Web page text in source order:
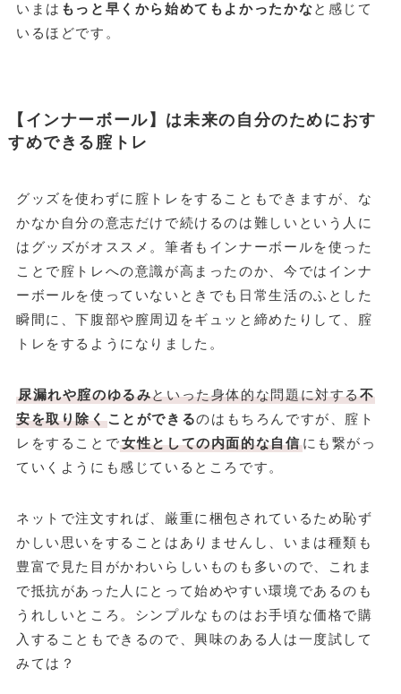
いまは もっと早くから始めてもよかったかなと感じて
いるほどです。
【インナーボール】は未来の自分のためにおす
すめできる腟トレ
グッズを使わずに腟トレをすることもできますが、な
かなか自分の意志だけで続けるのは難しいという人に
はグッズがオススメ。筆者もインナーボールを使った
ことで腟トレへの意識が高まったのか、今ではインナ
ーボールを使っていないときでも日常生活のふとした
瞬間に、下腹部や膣周辺をギュッと締めたりして、腟
トレをするようになりました。
尿漏れや腟のゆるみといった身体的な問題に対する不
安を取り除くことができるのはもちろんですが、腟ト
レをすることで女性としての内面的な自信にも繋がっ
ていくようにも感じているところです。
ネットで注文すれば、厳重に梱包されているため恥ず
かしい思いをすることはありませんし、いまは種類も
豊富で見た目がかわいらしいものも多いので、これま
で抵抗があった人にとって始めやすい環境であるのも
うれしいところ。シンプルなものはお手頃な価格で購
入することもできるので、興味のある人は一度試して
みては？